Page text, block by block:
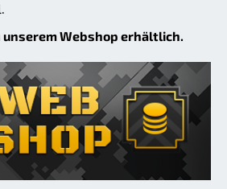
unserem Webshop erhältlich.